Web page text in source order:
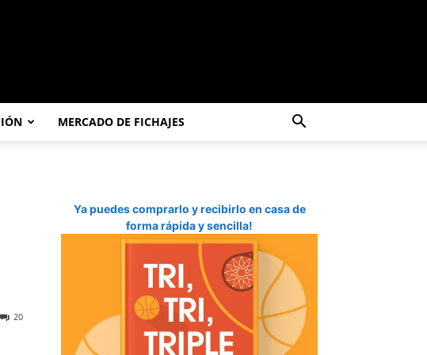
MERCADO DE FICHAJES
20
Ya puedes comprarlo y recibirlo en casa de
forma rápida y sencilla!